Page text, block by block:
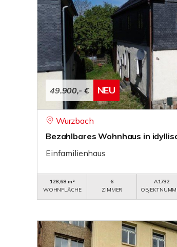
49.900,- € NEU
Wurzbach
Bezahlbares Wohnhaus in
Einfamilienhaus
128,68 m²
WOHNFLÄCHE
6
ZIMMER
A1732